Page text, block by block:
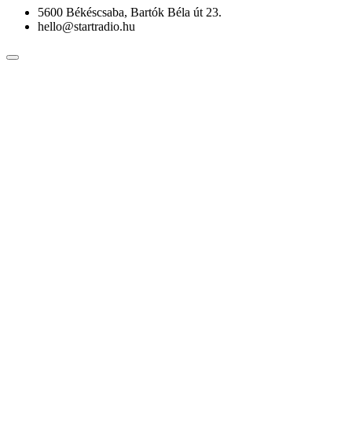
5600 Békéscsaba, Bartók Béla út 23.
hello@startradio.hu